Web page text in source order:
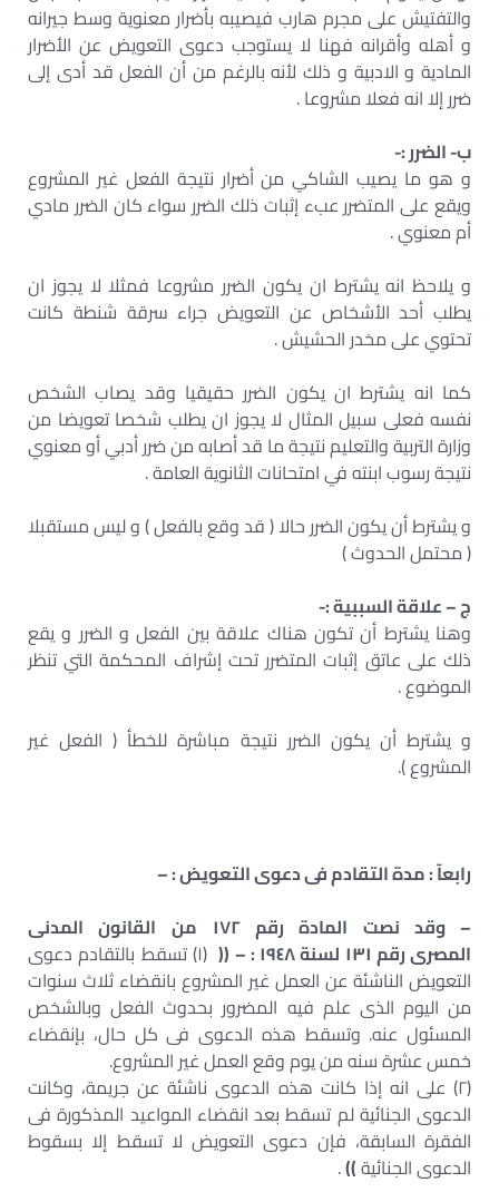
والتفتيش على مجرم هارب فيصيبه بأضرار معنوية وسط جيرانه
و أهله وأقرانه فهنا لا يستوجب دعوى التعويض عن الأضرار
المادية و الادبية و ذلك لأنه بالرغم من أن الفعل قد أدى إلى
ضرر إلا انه فعلا مشروعا .
ب- الضرر :-
و هو ما يصيب الشاكي من أضرار نتيجة الفعل غير المشروع
ويقع على المتضرر عبء إثبات ذلك الضرر سواء كان الضرر مادي
أم معنوي .
و يلاحظ انه يشترط ان يكون الضرر مشروعا فمثلا لا يجوز ان
يطلب أحد الأشخاص عن التعويض جراء سرقة شنطة كانت
تحتوي على مخدر الحشيش .
كما انه يشترط ان يكون الضرر حقيقيا وقد يصاب الشخص
نفسه فعلى سبيل المثال لا يجوز ان يطلب شخصا تعويضا من
وزارة التربية والتعليم نتيجة ما قد أصابه من ضرر أدبي أو معنوي
نتيجة رسوب ابنته في امتحانات الثانوية العامة .
و يشترط أن يكون الضرر حالا ( قد وقع بالفعل ) و ليس مستقبلا
( محتمل الحدوث )
ج – علاقة السببية :-
وهنا يشترط أن تكون هناك علاقة بين الفعل و الضرر و يقع
ذلك على عاتق إثبات المتضرر تحت إشراف المحكمة التي تنظر
الموضوع .
و يشترط أن يكون الضرر نتيجة مباشرة للخطأ ( الفعل غير
المشروع ).
رابعآ : مدة التقادم فى دعوى التعويض : –
– وقد نصت المادة رقم ١٧٢
من القانون المدنى
المصرى رقم ١٣١ لسنة ١٩٤٨ : – ((
(١) تسقط بالتقادم دعوى
التعويض الناشئة عن العمل غير المشروع بانقضاء ثلاث سنوات
من اليوم الذى علم فيه المضرور بحدوث الفعل وبالشخص
المسئول عنه. وتسقط هذه الدعوى فى كل حال، بإنقضاء
خمس عشرة سنه من يوم وقع العمل غير المشروع.
(٢) على انه إذا كانت هذه الدعوى ناشئة عن جريمة، وكانت
الدعوى الجنائية لم تسقط بعد انقضاء المواعيد المذكورة فى
الفقرة السابقة، فإن دعوى التعويض لا تسقط إلا بسقوط
الدعوى الجنائية))
.